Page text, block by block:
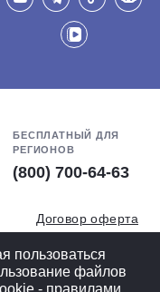
БЕСПЛАТНЫЙ ДЛЯ
РЕГИОНОВ
(800) 700-64-63
Договор оферта
СОУТ
пользоваться
файлов
- правилами